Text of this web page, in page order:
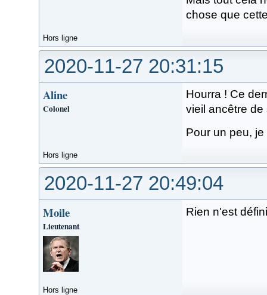
chose que
Hors ligne
2020-11-27 20:31:15
Aline
Colonel
Hourra ! Ce
vieil ancêtre de
Pour un peu,
Hors ligne
2020-11-27 20:49:04
Moile
Lieutenant
Rien n'est
Hors ligne